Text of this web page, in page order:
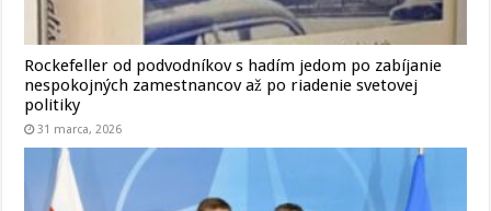
Rockefeller od podvodníkov s hadím jedom po zabíjanie
nespokojných zamestnancov až po riadenie svetovej
politiky
31 marca, 2026